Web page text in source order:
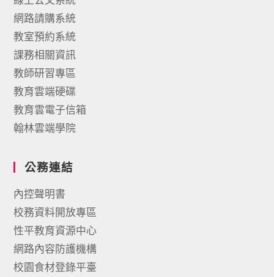
網路請購系統
教室預約系統
課務相關資訊
教師研習專區
教育雲端硬碟
教育雲電子信箱
翰林雲端學院
公務連結
內控聲明書
校務資料開放專區
性平教育資源中心
網路內容防護機構
校園食材登錄平臺